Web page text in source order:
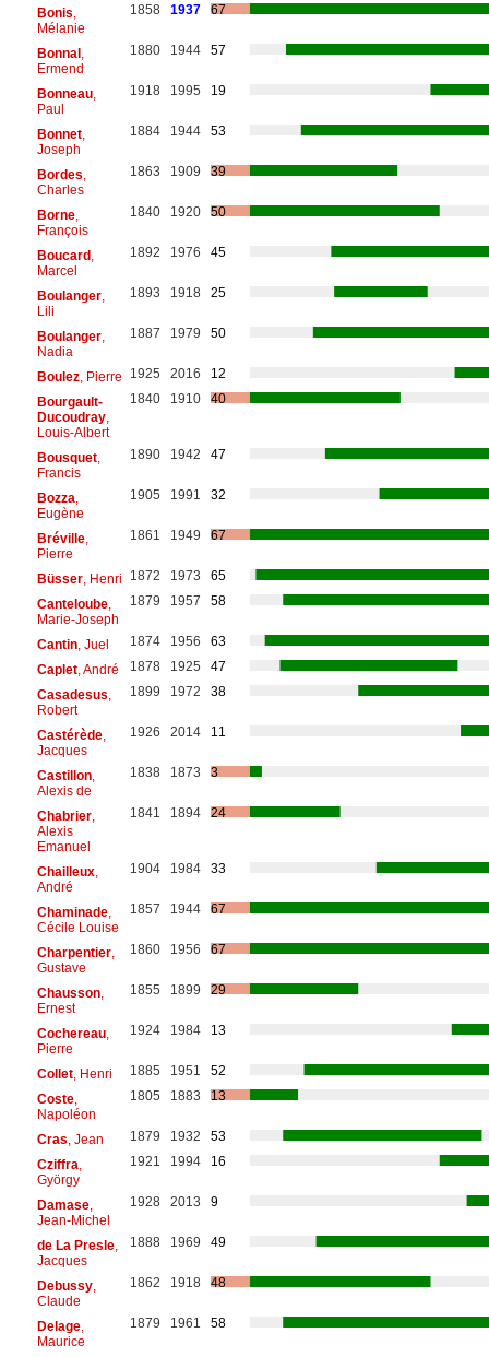
Bonis
Mélanie
1858 1937 67
Bonnal,
Ermend
1880 1944 57
Bonneau,
Paul
1918 1995 19
Bonnet,
Joseph
1884 1944 53
Bordes
Charles
1863 1909 39
Borne,
François
1840 1920 50
Boucard,
Marcel
1892 1976 45
Boulanger,
Lili
1893 1918 25
Boulanger,
Nadia
1887 1979 50
Boulez, Pierre 1925 2016
12
Bourgault-
Ducoudray,
Louis-Albert
1840 1910 40
Bousquet,
Francis
1890 1942 47
Bozza
Eugène
1905 1991 32
Bréville,
Pierre
1861 1949 67
Büsser, Henri 1872 1973
65
Canteloube,
Marie-Joseph
1879 1957 58
Cantin, Juel 1874 1956
63
Caplet, André 1878 1925
47
Casadesus
Robert
1899 1972 38
Castérède,
Jacques
1926 2014 11
Castillon,
Alexis de
1838 1873 3
Chabrier,
Alexis
Emanuel
1841 1894 24
Chailleux,
André
1904 1984 33
Chaminade,
Cécile Louise
1857 1944 67
Charpentier,
Gustave
1860 1956 67
Chausson,
Ernest
1855 1899 29
Cochereau,
Pierre
1924 1984 13
Collet, Henri 1885 1951
52
Coste,
Napoléon
1805 1883 13
Cras , Jean 1879 1932
53
Cziffra
György
1921 1994 16
Damase,
Jean-Michel
1928 2013 9
de La Presle,
Jacques
1888 1969 49
Debussy,
Claude
1862 1918 48
Delage,
Maurice
1879 1961 58